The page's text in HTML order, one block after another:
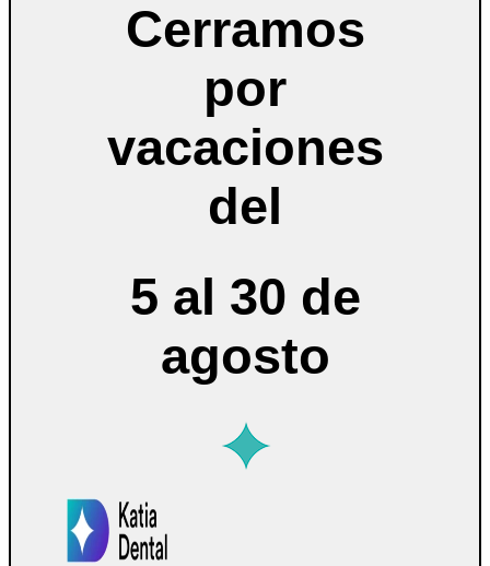
Cerramos
por
vacaciones
del
5 al 30 de
agosto